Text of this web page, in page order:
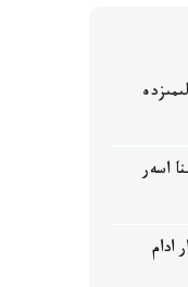
اسەر
ادام